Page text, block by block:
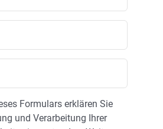
Formulars erklären Sie
und Verarbeitung Ihrer